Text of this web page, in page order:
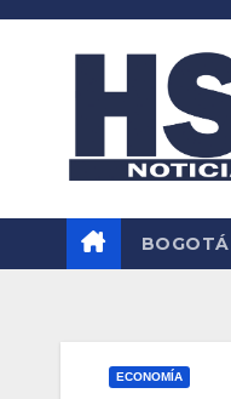
Saltar
BOGOTÁ
ECONOMÍA